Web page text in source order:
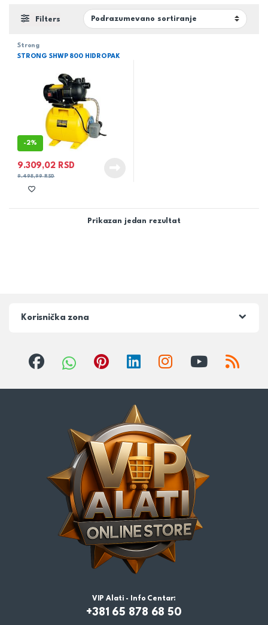
Filters
Strong
STRONG SHWP 800 HIDROPAK
-2%
9.309,02 RSD
9.498,99RSD
Prikazan jedan rezultat
Korisnička zona
VIP Alati - Info Centar:
+381 65 878 68 50